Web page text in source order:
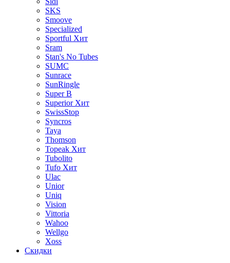
SKS
Smoove
Specialized
Sportful Хит
Sram
Stan's No Tubes
SUMC
Sunrace
SunRingle
Super B
Superior Хит
SwissStop
Syncros
Taya
Thomson
Topeak Хит
Tubolito
Tufo Хит
Ulac
Unior
Uniq
Vision
Vittoria
Wahoo
Wellgo
Xoss
Скидки